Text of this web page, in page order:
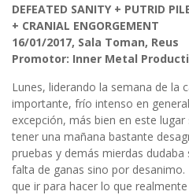
DEFEATED SANITY + PUTRID
+ CRANIAL ENGORGEMENT
16/01/2017, Sala Toman, Reus
Promotor: Inner Metal
Lunes, liderando la semana de la
importante, frío intenso en
excepción, más bien en este
tener una mañana bastante
pruebas y demás mierdas
falta de ganas sino por
que ir para hacer lo que